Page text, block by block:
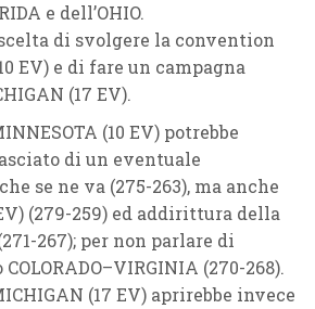
e dell’OHIO.
di svolgere la convention
EV) e di fare un campagna
(17 EV).
(10 EV) potrebbe
di un eventuale
che se ne va (275-263), ma anche
(279-259) ed addirittura della
267); per non parlare di
COLORADO–VIRGINIA (270-268).
(17 EV) aprirebbe invece